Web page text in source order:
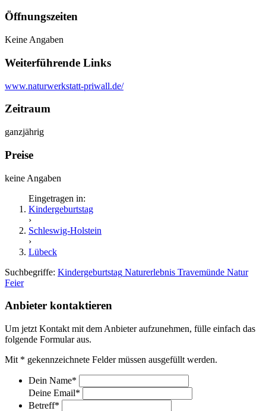
Öffnungszeiten
Keine Angaben
Weiterführende Links
www.naturwerkstatt-priwall.de/
Zeitraum
ganzjährig
Preise
keine Angaben
Eingetragen in:
Kindergeburtstag
›
Schleswig-Holstein
›
Lübeck
Suchbegriffe: Kindergeburtstag Naturerlebnis Travemünde Natur
Feier
Anbieter kontaktieren
Um jetzt Kontakt mit dem Anbieter aufzunehmen, fülle einfach das
folgende Formular aus.
Mit * gekennzeichnete Felder müssen ausgefüllt werden.
Dein Name*
Deine Email*
Betreff*